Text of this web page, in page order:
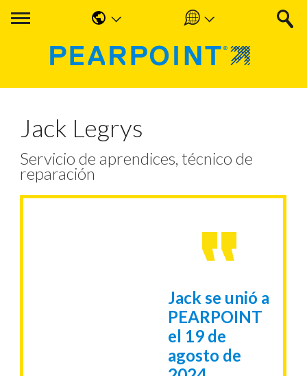
Americas
English
Español
Deutsche
Jack Legrys
Servicio de aprendices, técnico de
reparación
Jack se unió a
PEARPOINT
el 19 de
agosto de